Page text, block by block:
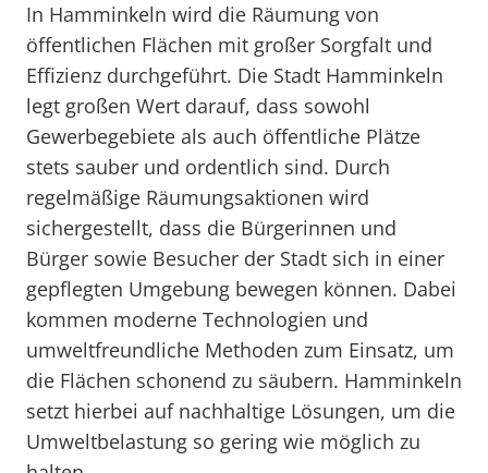
In Hamminkeln wird die Räumung von
öffentlichen Flächen mit großer Sorgfalt und
Effizienz durchgeführt. Die Stadt Hamminkeln
legt großen Wert darauf, dass sowohl
Gewerbegebiete als auch öffentliche Plätze
stets sauber und ordentlich sind. Durch
regelmäßige Räumungsaktionen wird
sichergestellt, dass die Bürgerinnen und
Bürger sowie Besucher der Stadt sich in einer
gepflegten Umgebung bewegen können. Dabei
kommen moderne Technologien und
umweltfreundliche Methoden zum Einsatz, um
die Flächen schonend zu säubern. Hamminkeln
setzt hierbei auf nachhaltige Lösungen, um die
Umweltbelastung so gering wie möglich zu